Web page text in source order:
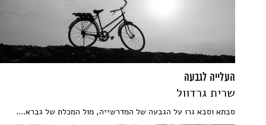
העלייה לגבעה
שרית גרדוול
סבתא וסבא גרו על הגבעה של המדרשייה, מול המכלת של גברא....